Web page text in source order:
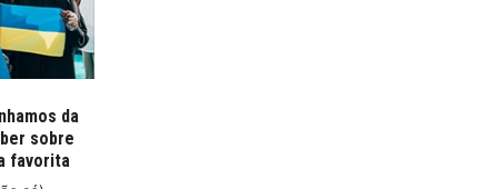
da
sobre
favorita